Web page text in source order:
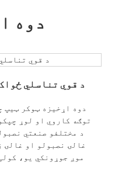
دوه
د قوي تناسلي
دوه اړخیزه ټوکر ټیپ
توګه کاروي او لوړ
د مختلفو صنعتي
غالۍ نصبولو او غالۍ
موږ جوړونکي یو،